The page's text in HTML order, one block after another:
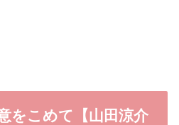
をこめて【山田涼介